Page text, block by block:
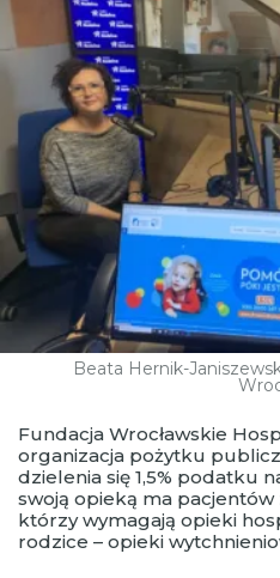
Beata Hernik-
Fundacja Wrocławskie
organizacja pożytku
dzielenia się 1,5% podatku
swoją opieką ma pacjentów
którzy wymagają opieki
rodzice – opieki